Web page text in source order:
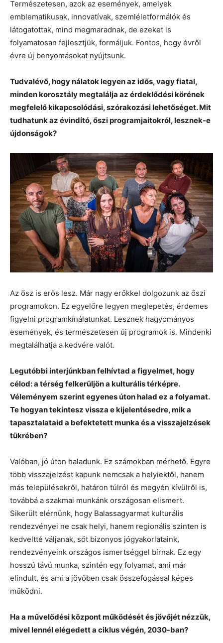
Természetesen, azok az események, amelyek
emblematikusak, innovatívak, szemléletformálók és
látogatottak, mind megmaradnak, de ezeket is
folyamatosan fejlesztjük, formáljuk. Fontos, hogy évről
évre új benyomásokat nyújtsunk.
Tudvalévő, hogy nálatok legyen az idős, vagy fiatal,
minden korosztály megtalálja az érdeklődési körének
megfelelő kikapcsolódási, szórakozási lehetőséget. Mit
tudhatunk az évindító, őszi programjaitokról, lesznek-e
újdonságok?
Az ősz is erős lesz. Már nagy erőkkel dolgozunk az őszi
programokon. Ez egyelőre legyen meglepetés, érdemes
figyelni programkínálatunkat. Lesznek hagyományos
események, és természetesen új programok is. Mindenki
megtalálhatja a kedvére valót.
Legutóbbi interjúnkban felhívtad a figyelmet, hogy
célod: a térség felkerüljön a kulturális térképre.
Véleményem szerint egyenes úton halad ez a folyamat.
Te hogyan tekintesz vissza e kijelentésedre, mik a
tapasztalataid a befektetett munka és a visszajelzések
tükrében?
Valóban, jó úton haladunk. Ez számokban mérhető. Egyre
több visszajelzést kapunk nemcsak a helyiektől, hanem
más településekről, határon túlról és megyén kívülről is,
továbbá a szakmai munkánk országosan elismert.
Sikerült elérnünk, hogy Balassagyarmat kulturális
rendezvényei ne csak helyi, hanem regionális szinten is
kedveltté váljanak, sőt bizonyos jógyakorlataink,
rendezvényeink országos ismertséggel bírnak. Ez egy
hosszú távú munka, szintén egy folyamat, ami már
elindult, és ami a jövőben csak összefogással képes
működni.
Ha a művelődési központ működését és jövőjét nézzük,
mivel lennél elégedett a ciklus végén, 2030-ban?